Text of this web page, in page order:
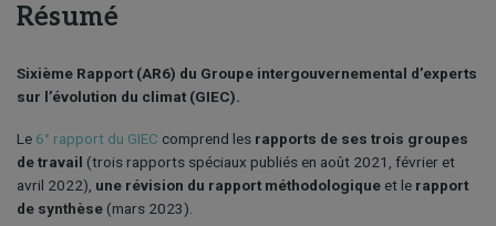
Résumé
Sixième Rapport (AR6) du Groupe intergouvernemental d’experts
sur l’évolution du climat (GIEC).
Le 6° rapport du GIEC comprend les rapports de ses trois groupes
de travail (trois rapports spéciaux publiés en août 2021, février et
avril 2022), une révision du rapport méthodologique et le rapport
de synthèse (mars 2023).